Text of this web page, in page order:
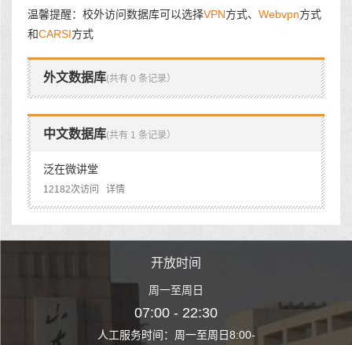
温馨提醒：校外访问数据库可以选择VPN方式、 Webvpn方式
和CARSI方式
外文数据库(共有 0 条记录）
中文数据库(共有 1 条记录）
泛在微讲堂
12182次访问 详情
至周日8:00-
开放时间
周一至周日
07:00 - 22:30
人工服务时间：周一至周日8:00- 人工服务时间